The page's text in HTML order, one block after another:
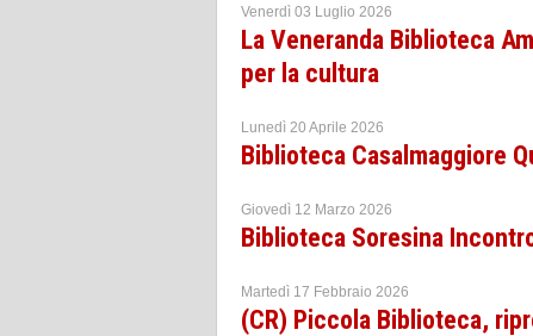
Venerdì 03 Luglio 2026
La Veneranda Biblioteca
per la cultura
Lunedì 20 Aprile 2026
Biblioteca Casalmaggiore
Giovedì 12 Marzo 2026
Biblioteca Soresina
Martedì 17 Febbraio 2026
(CR) Piccola Biblioteca,